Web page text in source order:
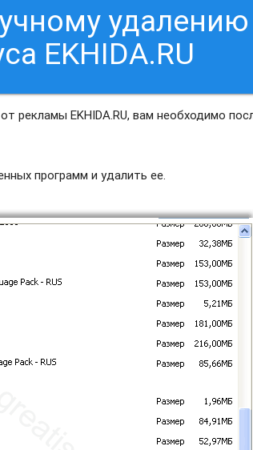
удалению
EKHIDA.RU
рекламы EKHIDA.RU, вам необходимо
программ и удалить ее.